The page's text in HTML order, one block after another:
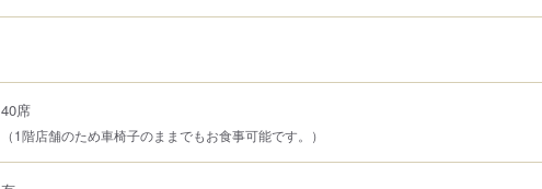
40席
（1階店舗のため車椅子のままでもお食事可能です。）